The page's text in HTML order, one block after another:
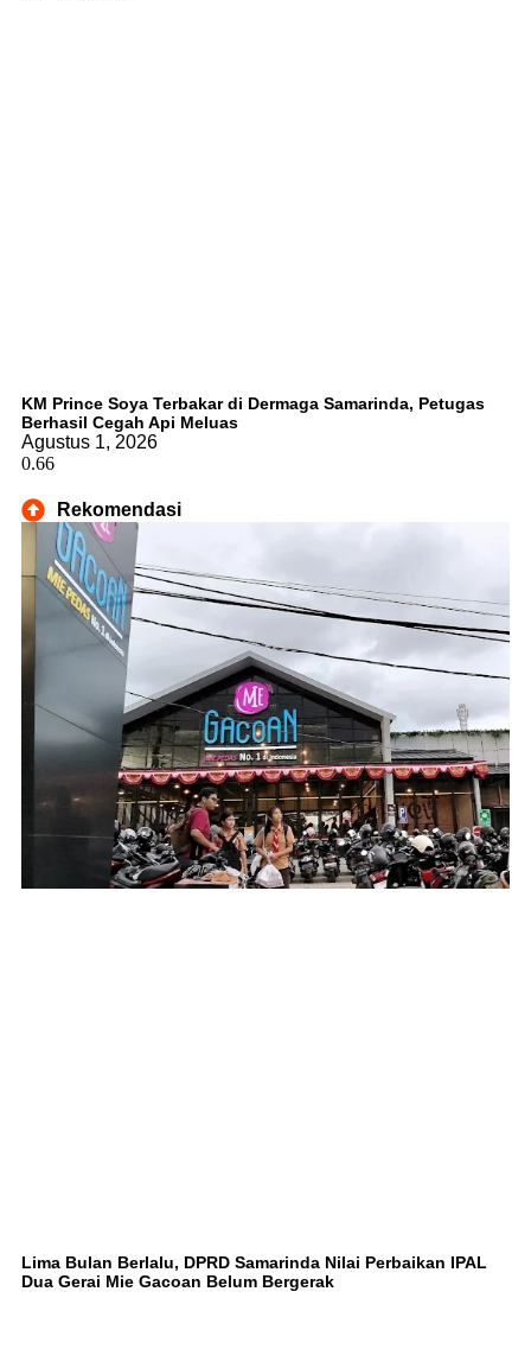
KM Prince Soya Terbakar di Dermaga Samarinda, Petugas
Berhasil Cegah Api Meluas
Agustus 1, 2026
Rekomendasi
Lima Bulan Berlalu, DPRD Samarinda Nilai Perbaikan IPAL
Dua Gerai Mie Gacoan Belum Bergerak